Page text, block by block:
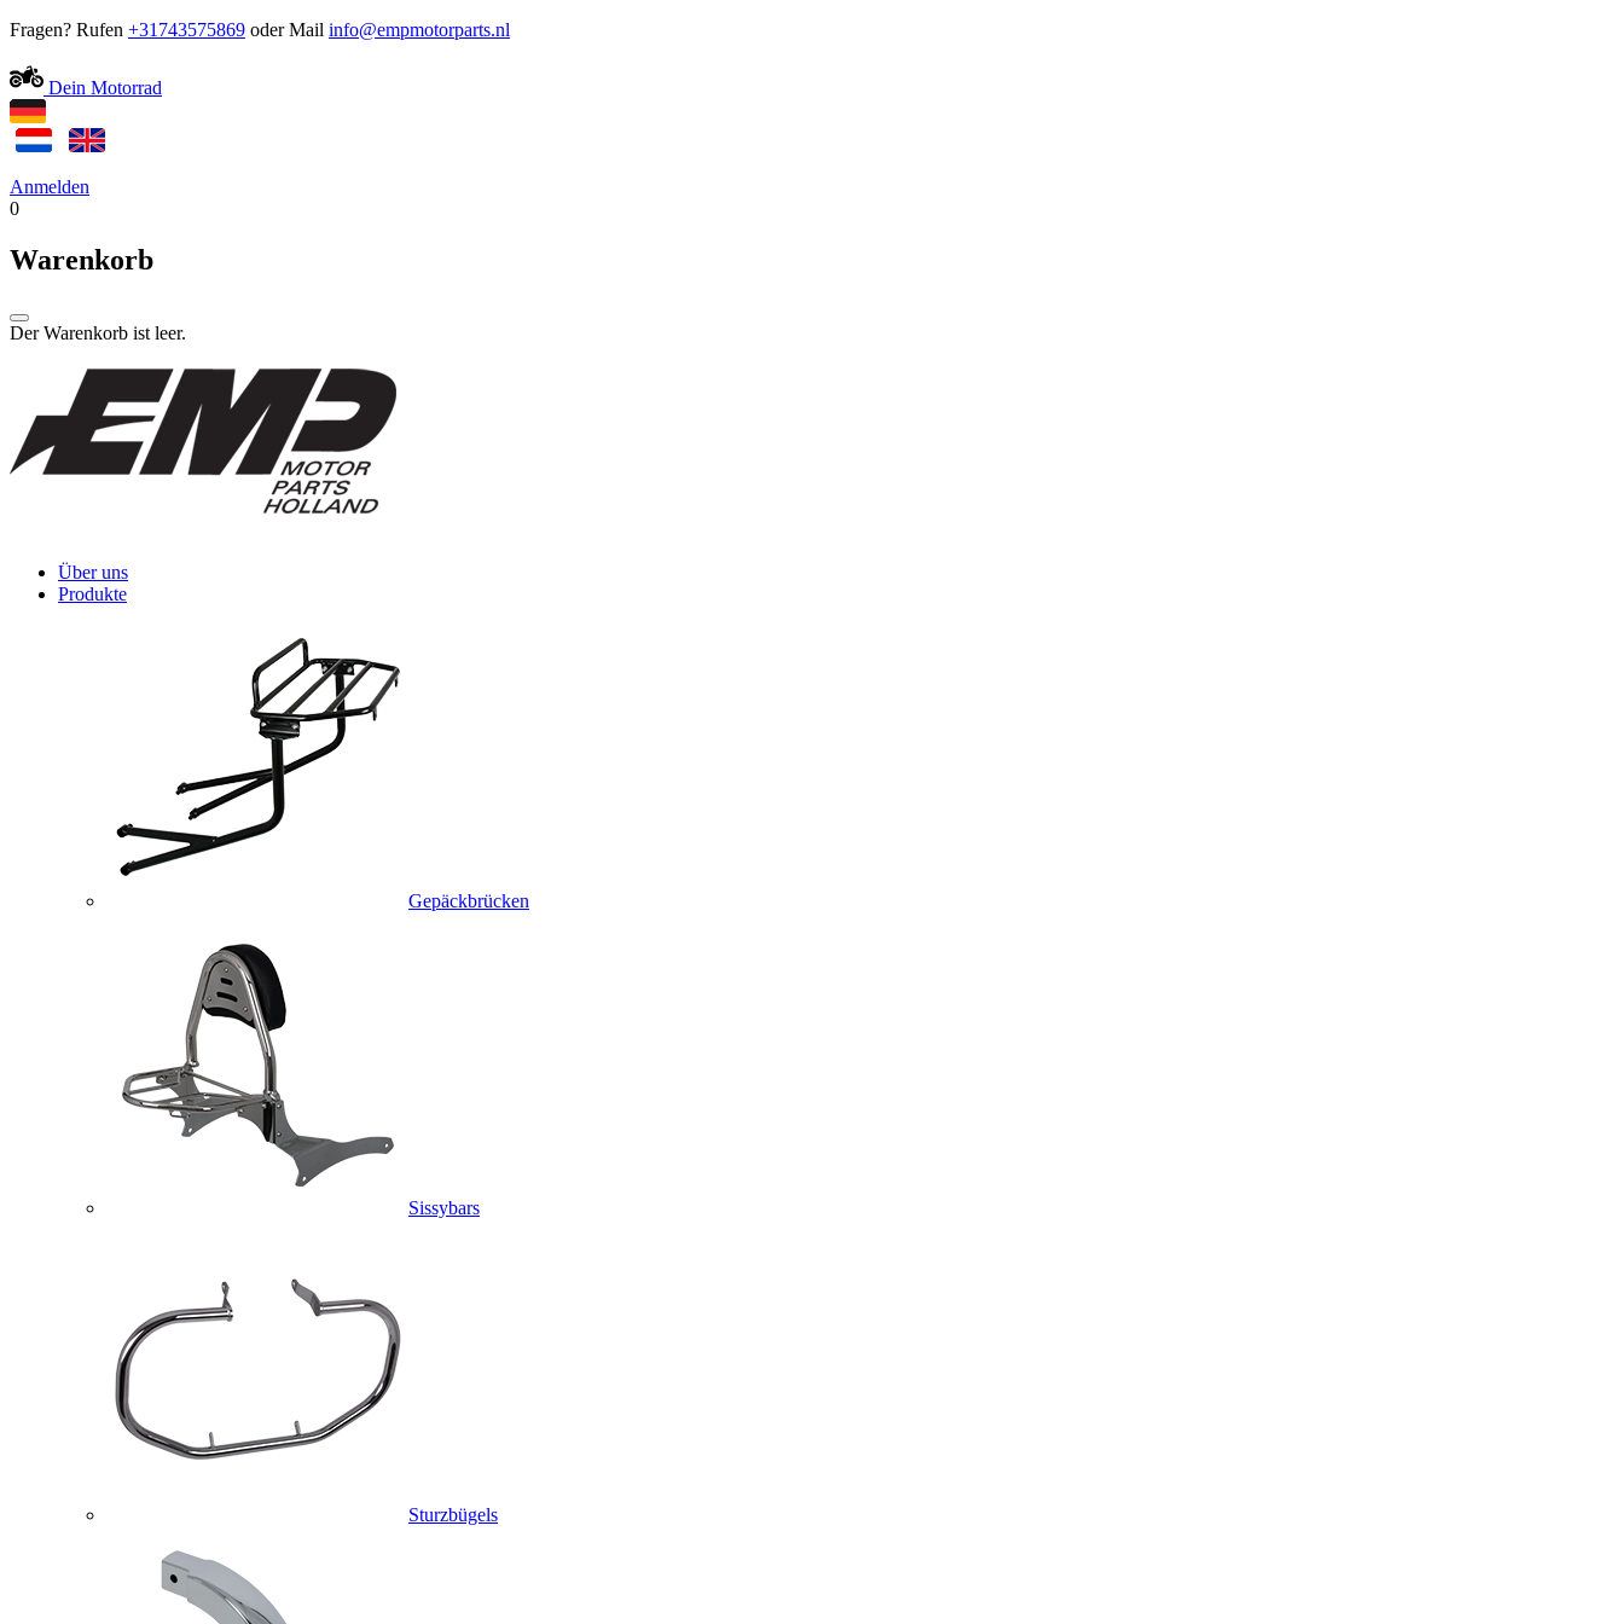
Fragen? Rufen +31743575869 oder Mail
Dein Motorrad
Anmelden
0
Warenkorb
Der Warenkorb ist leer.
Über uns
Produkte
Gepäckbrücken
Sissybars
Sturzbügels